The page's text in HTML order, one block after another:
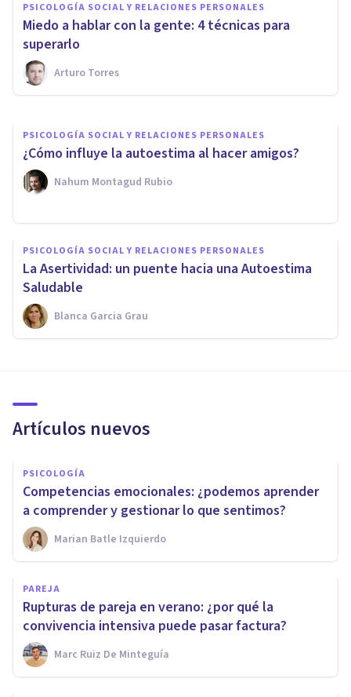
PSICOLOGÍA SOCIAL Y RELACIONES PERSONALES
Miedo a hablar con la gente: 4 técnicas para
superarlo
Arturo Torres
Cómo calmar a un amigo
cuando este te necesita
Arturo Torres
PSICOLOGÍA SOCIAL Y RELACIONES PERSONALES
¿Cómo influye la autoestima al hacer amigos?
Nahum Montagud Rubio
PSICOLOGÍA SOCIAL Y RELACIONES PERSONALES
La Asertividad: un puente hacia una Autoestima
Saludable
Blanca Garcia Grau
Artículos nuevos
PSICOLOGÍA
Competencias emocionales: ¿podemos aprender
a comprender y gestionar lo que sentimos?
Marian Batle Izquierdo
PAREJA
Rupturas de pareja en verano: ¿por qué la
convivencia intensiva puede pasar factura?
Marc Ruiz De Minteguía